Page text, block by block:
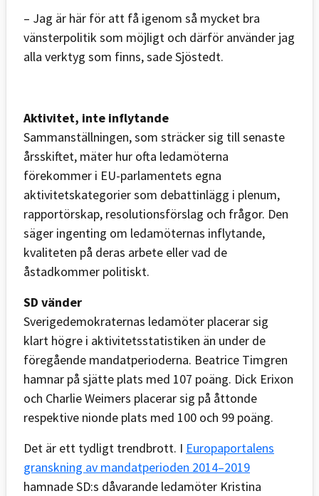
– Jag är här för att få igenom så mycket bra
vänsterpolitik som möjligt och därför använder jag
alla verktyg som finns, sade Sjöstedt.
Aktivitet, inte inflytande
Sammanställningen, som sträcker sig till senaste
årsskiftet, mäter hur ofta ledamöterna
förekommer i EU-parlamentets egna
aktivitetskategorier som debattinlägg i plenum,
rapportörskap, resolutionsförslag och frågor. Den
säger ingenting om ledamöternas inflytande,
kvaliteten på deras arbete eller vad de
åstadkommer politiskt.
SD vänder
Sverigedemokraternas ledamöter placerar sig
klart högre i aktivitetsstatistiken än under de
föregående mandatperioderna. Beatrice Timgren
hamnar på sjätte plats med 107 poäng. Dick Erixon
och Charlie Weimers placerar sig på åttonde
respektive nionde plats med 100 och 99 poäng.
Det är ett tydligt trendbrott. I Europaportalens
granskning av mandatperioden 2014–2019
hamnade SD:s dåvarande ledamöter Kristina